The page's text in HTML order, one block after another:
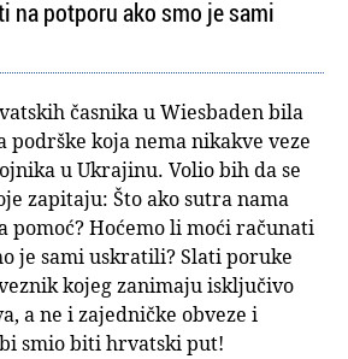
na potporu ako smo je sami
časnika u Wiesbaden bila
podrške koja nema nikakve veze
u Ukrajinu. Volio bih da se
zapitaju: Što ako sutra nama
pomoć? Hoćemo li moći računati
je sami uskratili? Slati poruke
kojeg zanimaju isključivo
a ne i zajedničke obveze i
smio biti hrvatski put!